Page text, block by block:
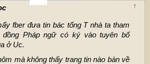
↑
fber đưa tin bác tổng T nhà ta tham
Pháp ngữ có ký vào tuyên bố
ở Uc.
mà không thấy trang tin nào bàn về